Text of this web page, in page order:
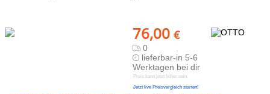
76,00 €
0
lieferbar-in 5-6
Werktagen bei dir
Preis kann jetzt höher sein
Jetzt live Preisvergleich starten!